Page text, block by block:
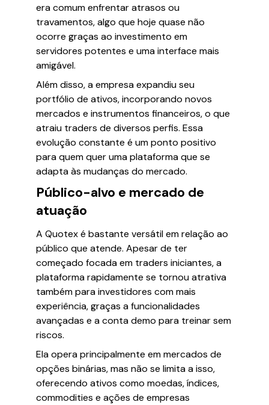
era comum enfrentar atrasos ou
travamentos, algo que hoje quase não
ocorre graças ao investimento em
servidores potentes e uma interface mais
amigável.
Além disso, a empresa expandiu seu
portfólio de ativos, incorporando novos
mercados e instrumentos financeiros, o que
atraiu traders de diversos perfis. Essa
evolução constante é um ponto positivo
para quem quer uma plataforma que se
adapta às mudanças do mercado.
Público-alvo e mercado de
atuação
A Quotex é bastante versátil em relação ao
público que atende. Apesar de ter
começado focada em traders iniciantes, a
plataforma rapidamente se tornou atrativa
também para investidores com mais
experiência, graças a funcionalidades
avançadas e a conta demo para treinar sem
riscos.
Ela opera principalmente em mercados de
opções binárias, mas não se limita a isso,
oferecendo ativos como moedas, índices,
commodities e ações de empresas